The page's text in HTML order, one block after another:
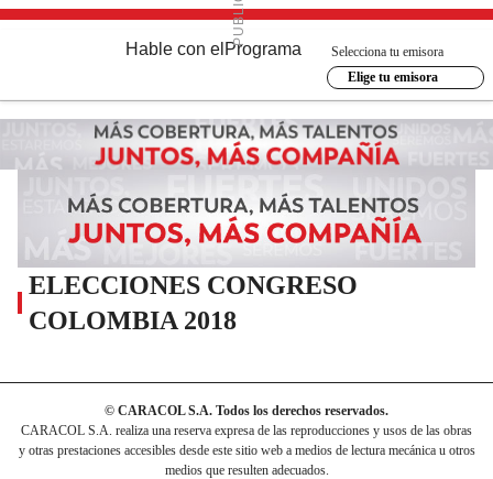
Hable con el Programa
Selecciona tu emisora
Elige tu emisora
ELECCIONES CONGRESO
COLOMBIA 2018
© CARACOL S.A. Todos los derechos reservados.
CARACOL S.A. realiza una reserva expresa de las reproducciones y usos de las obras
y otras prestaciones accesibles desde este sitio web a medios de lectura mecánica u otros
medios que resulten adecuados.